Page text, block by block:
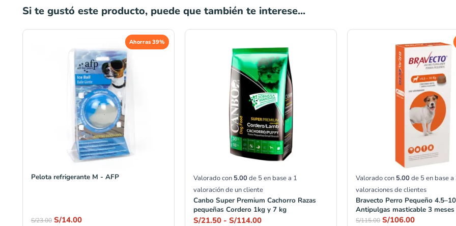
Si te gustó este producto, puede que también te interese...
Ahorras 39%
Pelota refrigerante M - AFP
S/23.00
original
S/23.00.
S/14.00
actual
es:
S/14.00.
Valorado con 5.00de 5 en base a 1
valoración de un cliente
Canbo Super Premium Cachorro Razas
pequeñas Cordero 1kg y 7 kg
S/21.50 - S/114.00
de
precios:
desde
S/21.50
hasta
S/114.00
Valorado con 5.00de 5 en base a
valoraciones de clientes
Bravecto Perro Pequeño
Antipulgas masticable 3 meses
S/115.00
precio
original
S/115.00.
S/106.00
precio
actual
es:
S/106.00.